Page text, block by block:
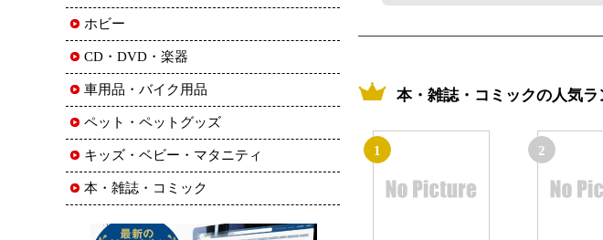
本・雑誌・コミックの人気ラ
1 2
ホビー
CD・DVD・楽器
車用品・バイク用品
ペット・ペットグッズ
キッズ・ベビー・マタニティ
本・雑誌・コミック